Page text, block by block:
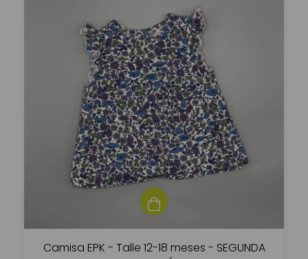
Camisa EPK - Talle 12-18 meses - SEGUNDA